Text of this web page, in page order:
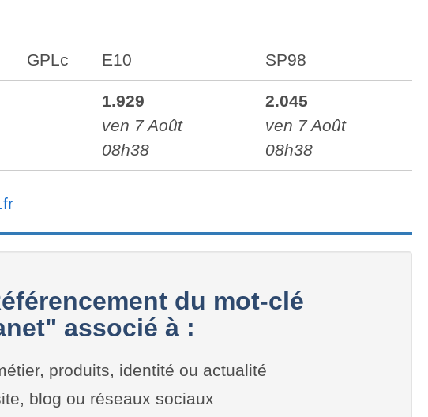
GPLc E10 SP98
1.929
ven 7 Août
08h38
2.045
ven 7 Août
08h38
du mot-clé
associé à :
produits, identité ou actualité
blog ou réseaux sociaux